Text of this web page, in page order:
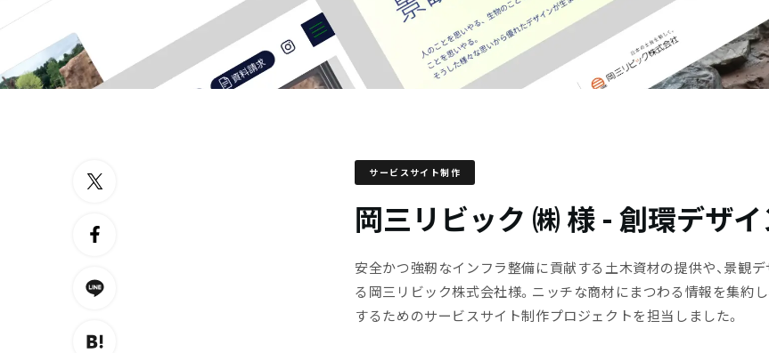
サービスサイト制作
岡三リビック ㈱ 様 - 創環デザ
安全かつ強靭なインフラ整備に貢献する土木資材の提供や、景観
る岡三リビック株式会社様。ニッチな商材にまつわる情報を集約
するためのサービスサイト制作プロジェクトを担当しました。